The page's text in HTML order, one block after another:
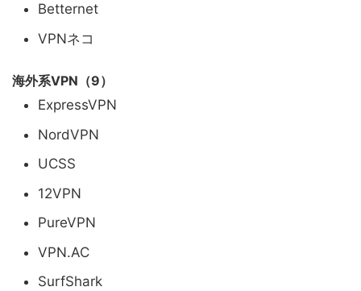
Betternet
VPNネコ
海外系VPN（9）
ExpressVPN
NordVPN
UCSS
12VPN
PureVPN
VPN.AC
SurfShark